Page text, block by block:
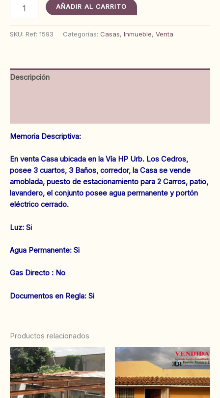
Los
Anaco.
Ref:
AÑADIR AL CARRITO
SKU: Ref: 1593 Categorías: Casas, Inmueble, Venta
Descripción
Memoria Descriptiva:
En venta Casa ubicada en la Vía HP Urb. Los Cedros,
posee 3 cuartos, 3 Baños, corredor, la Casa se vende
amoblada, puesto de estacionamiento para 2 Carros, patio,
lavandero, el conjunto posee agua permanente y portón
eléctrico cerrado.
‌Luz: Si
Agua Permanente: Si
Gas Directo : No
‌‌Documentos en Regla: Si
Productos relacionados